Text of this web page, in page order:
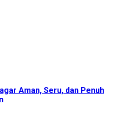
Aman, Seru, dan Penuh